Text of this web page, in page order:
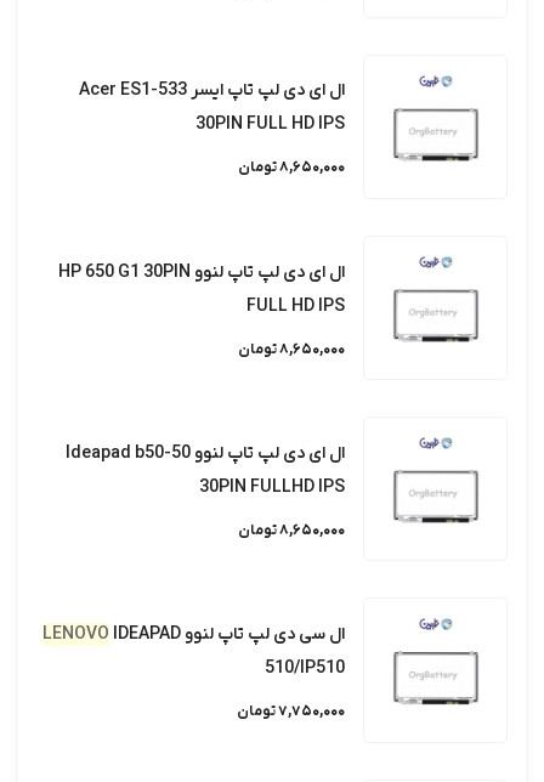
ال ای دی لپ تاپ ایسر Acer ES1-533
30PIN FULL HD IPS
8,650,000 تومان
ال ای دی لپ تاپ لنوو HP 650 G1 30PIN
FULL HD IPS
8,650,000 تومان
ال ای دی لپ تاپ لنوو Ideapad b50-50
30PIN FULLHD IPS
8,650,000 تومان
ال سی دی لپ تاپ لنوو LENOVO IDEAPAD
510/IP510
7,750,000 تومان